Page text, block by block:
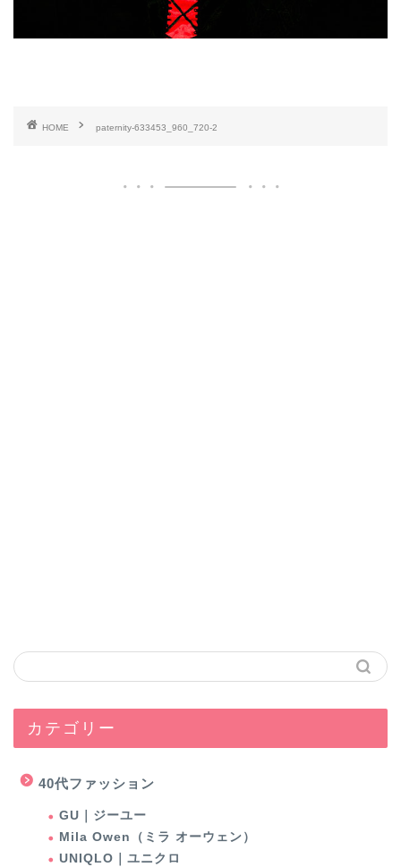
HOME paternity-633453_960_720-2
カテゴリー
40代ファッション
GU｜ジーユー
Mila Owen（ミラ オーウェン）
UNIQLO｜ユニクロ